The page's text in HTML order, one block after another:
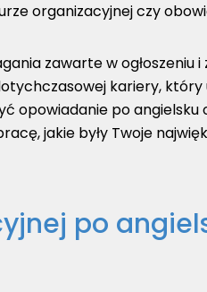
organizacyjnej czy
zawarte w ogłoszeniu
kariery, który
opowiadanie po angielsku
jakie były Twoje
po